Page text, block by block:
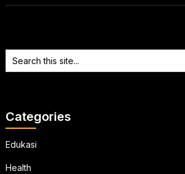
Categories
Edukasi
Health